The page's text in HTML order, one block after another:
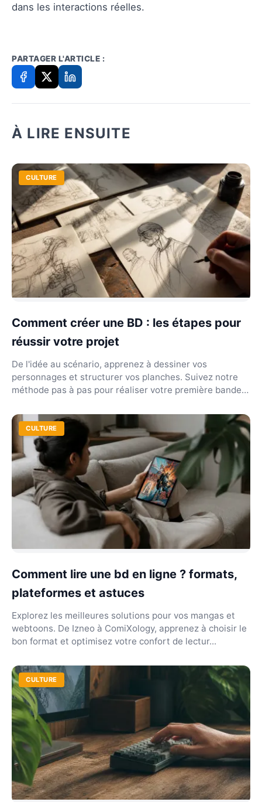
dans les interactions réelles.
PARTAGER L'ARTICLE :
À LIRE ENSUITE
CULTURE
Comment créer une BD : les étapes pour
réussir votre projet
De l'idée au scénario, apprenez à dessiner vos
personnages et structurer vos planches. Suivez notre
méthode pas à pas pour réaliser votre première bande
CULTURE
Comment lire une bd en ligne ? formats,
plateformes et astuces
Explorez les meilleures solutions pour vos mangas et
webtoons. De Izneo à ComiXology, apprenez à choisir le
bon format et optimisez votre confort de lectur...
CULTURE